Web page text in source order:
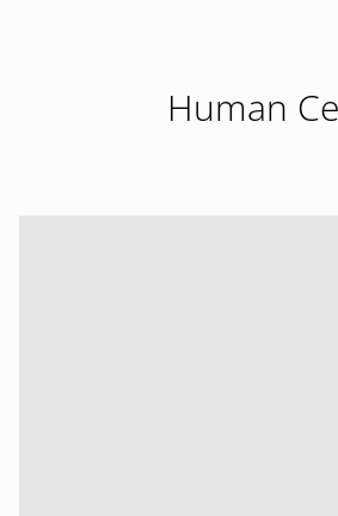
Human